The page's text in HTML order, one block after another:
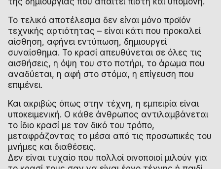
Το τελικό αποτέλεσμα δεν είναι μόνο προϊόν
τεχνικής αρτιότητας – είναι κάτι που προκαλεί
αίσθηση, αφήνει εντύπωση, δημιουργεί
συναίσθημα. Το κρασί απευθύνεται σε όλες τις
αισθήσεις, η όψη του στο ποτήρι, το άρωμα που
αναδύεται, η αφή στο στόμα, η επίγευση που
επιμένει.
Και ακριβώς όπως στην τέχνη, η εμπειρία είναι
υποκειμενική. Ο κάθε άνθρωπος αντιλαμβάνεται
το ίδιο κρασί με τον δικό του τρόπο,
μεταφράζοντας το μέσα από τις προσωπικές του
μνήμες και διαθέσεις.
Δεν είναι τυχαίο που πολλοί οινοποιοί μιλούν για